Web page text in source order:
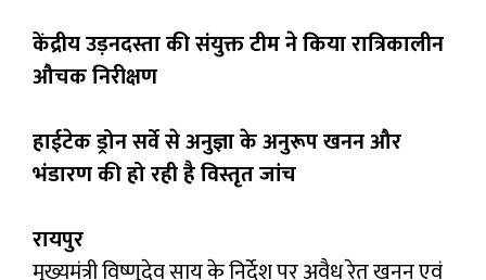
केंद्रीय उड़नदस्ता की संयुक्त टीम ने किया रात्रिकालीन
औचक निरीक्षण
हाईटेक ड्रोन सर्वे से अनुज्ञा के अनुरूप खनन और
भंडारण की हो रही है विस्तृत जांच
रायपुर